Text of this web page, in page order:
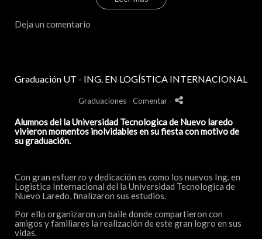
Deja un comentario
Graduación UT - ING. EN LOGÍSTICA INTERNACIONAL
Graduaciones - Comentar -
Alumnos del la Universidad Tecnologica de Nuevo laredo
vivieron momentos inolvidables en su fiesta con motivo de
su graduación.
Con gran esfuerzo y dedicación es como los nuevos Ing. en
Logistica Internacional del la Universidad Tecnologica de
Nuevo Laredo, finalizaron sus estudios.
Por ello organizaron un baile donde compartieron con
amigos y familiares la realización de este gran logro en sus
vidas.